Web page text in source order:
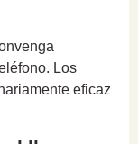
Los
eficaz